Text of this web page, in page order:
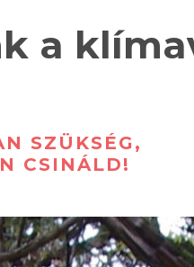
a
SZÜKSÉG,
CSINÁLD!